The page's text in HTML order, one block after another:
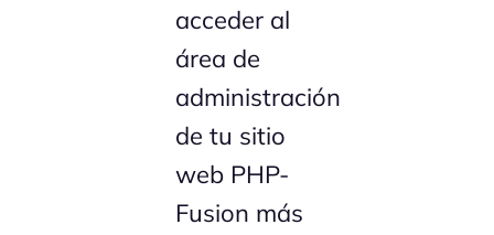
acceder al
área de
administración
de tu sitio
web PHP-
Fusion más